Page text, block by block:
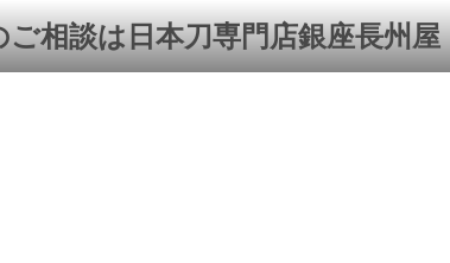
相談は日本刀専門店銀座⻑州屋